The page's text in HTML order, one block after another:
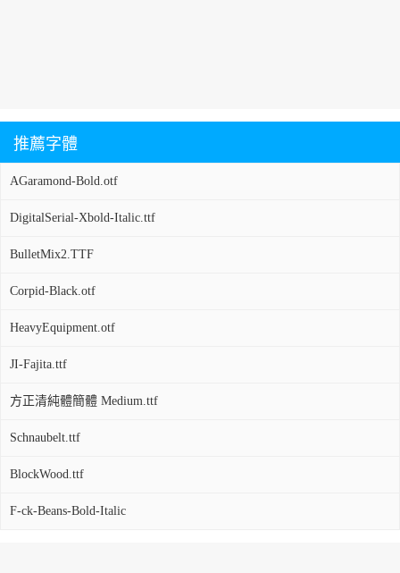
推薦字體
AGaramond-Bold.otf
DigitalSerial-Xbold-Italic.ttf
BulletMix2.TTF
Corpid-Black.otf
HeavyEquipment.otf
JI-Fajita.ttf
方正清純體簡體 Medium.ttf
Schnaubelt.ttf
BlockWood.ttf
F-ck-Beans-Bold-Italic